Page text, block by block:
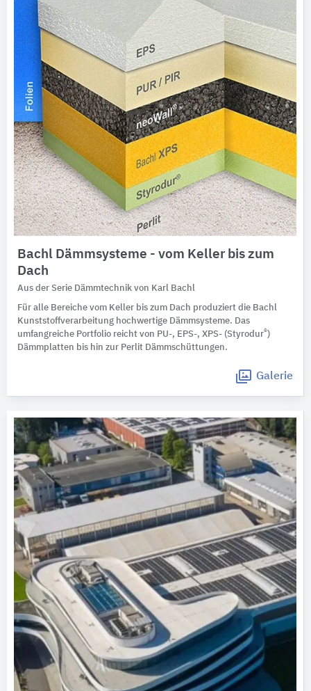
Bachl Dämmsysteme - vom Keller bis zum
Dach
Aus der Serie Dämmtechnik von Karl Bachl
Für alle Bereiche vom Keller bis zum Dach produziert die Bachl
Kunststoffverarbeitung hochwertige Dämmsysteme. Das
umfangreiche Portfolio reicht von PU-, EPS-, XPS- (Styrodur®)
Dämmplatten bis hin zur Perlit Dämmschüttungen.
Galerie